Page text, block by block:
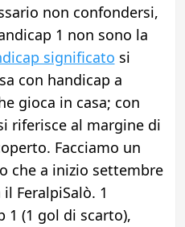
non confondersi,
1 non sono la
significato si
con handicap a
gioca in casa; con
riferisce al margine di
Facciamo un
che a inizio settembre
FeralpiSalò. 1
1 (1 gol di scarto),